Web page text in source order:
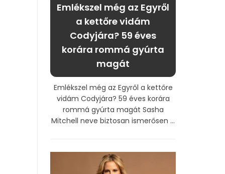
Emlékszel még az Egyről
a kettőre vidám
Codyjára? 59 éves
korára rommá gyúrta
magát
Emlékszel még az Egyről a kettőre
vidám Codyjára? 59 éves korára
rommá gyúrta magát Sasha
Mitchell neve biztosan ismerősen ...